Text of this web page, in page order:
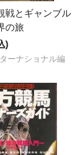
戦とギャンブル
の旅
)
ーナショナル編